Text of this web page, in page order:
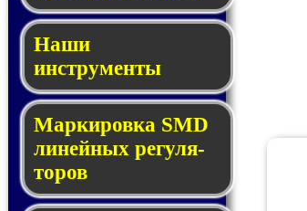
Наши
инструменты
Маркировка SMD
ли­ней­ных ре­гу­ля­
то­ров